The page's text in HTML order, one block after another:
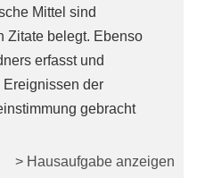
Mittel sind
Zitate belegt. Ebenso
erfasst und
Ereignissen der
gebracht
> Hausaufgabe anzeigen